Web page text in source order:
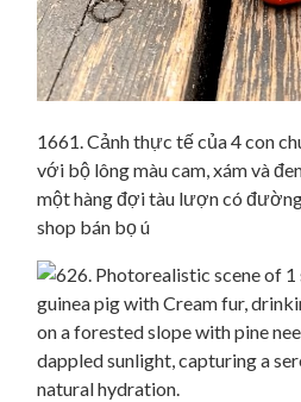
1661. Cảnh thực tế của 4 con
với bộ lông màu cam, xám và
một hàng đợi tàu lượn có
shop bán bọ ú